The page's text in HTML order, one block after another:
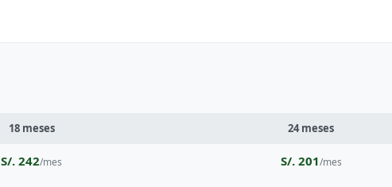
18 meses 24 meses
S/. 242/mes S/. 201/mes